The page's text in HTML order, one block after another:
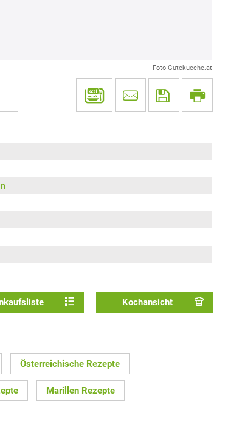
Foto Gutekueche.at
Kochansicht
Österreichische Rezepte
Marillen Rezepte